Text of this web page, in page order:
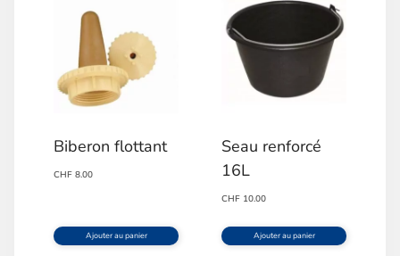
Biberon flottant
CHF 8.00
Ajouter au panier
Seau renforcé
16L
CHF 10.00
Ajouter au panier